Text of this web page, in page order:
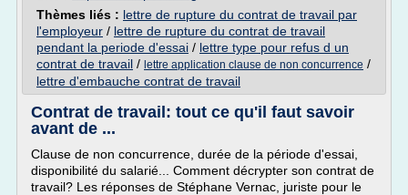
Thèmes liés : lettre de rupture du contrat de travail par
l'employeur / lettre de rupture du contrat de travail
pendant la periode d'essai / lettre type pour refus d un
contrat de travail / lettre application clause de non concurrence /
lettre d'embauche contrat de travail
Contrat de travail: tout ce qu'il faut savoir
avant de ...
Clause de non concurrence, durée de la période d'essai,
disponibilité du salarié... Comment décrypter son contrat de
travail? Les réponses de Stéphane Vernac, juriste pour le